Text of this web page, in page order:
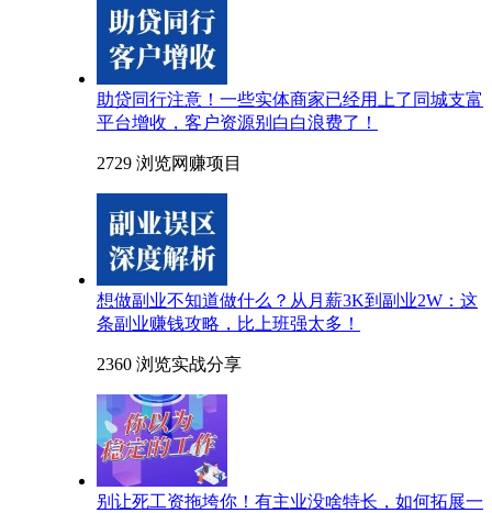
助贷同行注意！一些实体商家已经用上了同城支富
平台增收，客户资源别白白浪费了！
2729 浏览网赚项目
想做副业不知道做什么？从月薪3K到副业2W：这
条副业赚钱攻略，比上班强太多！
2360 浏览实战分享
别让死工资拖垮你！有主业没啥特长，如何拓展一